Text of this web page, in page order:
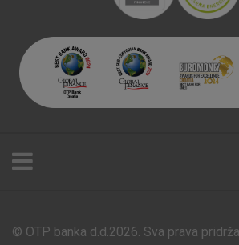
Poslovnice i bankomati
© OTP banka d.d.2026. Sva prava